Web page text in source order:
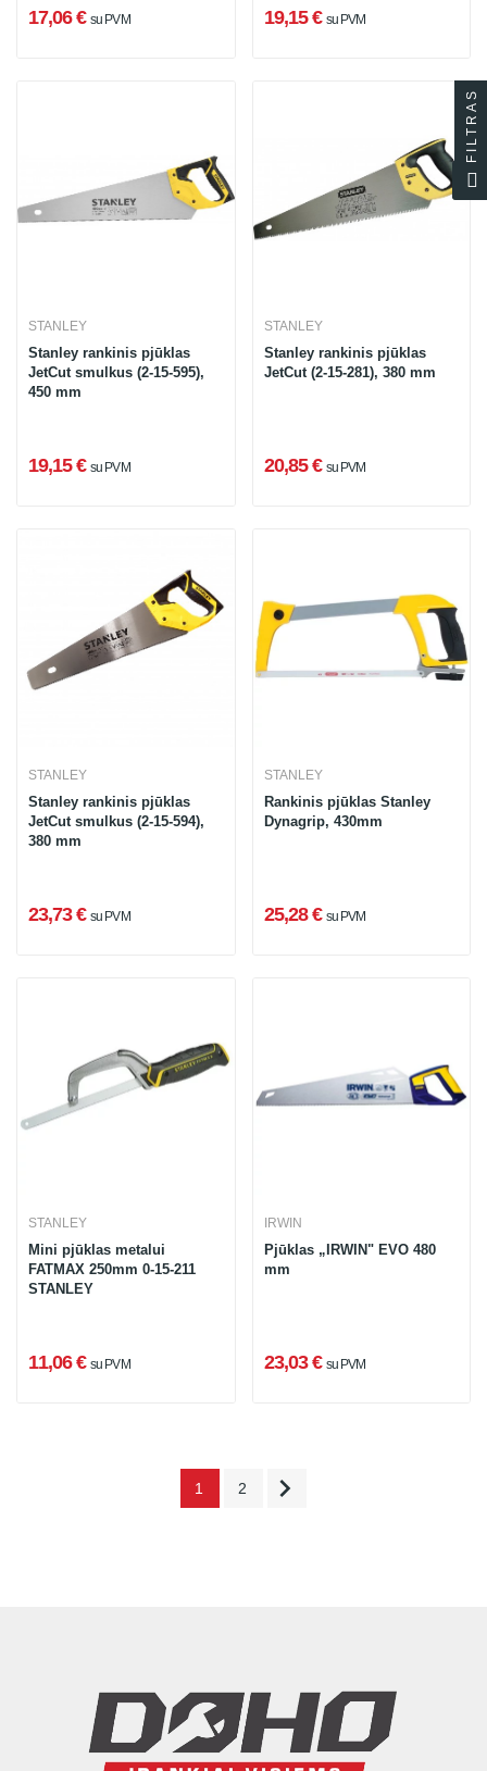
17,06 € su PVM 19,15 € su PVM
STANLEY
Stanley rankinis pjūklas
JetCut smulkus (2-15-595),
450 mm
19,15 € su PVM
STANLEY
Stanley rankinis pjūklas
JetCut (2-15-281), 380 mm
20,85 € su PVM
STANLEY
Stanley rankinis pjūklas
JetCut smulkus (2-15-594),
380 mm
23,73 € su PVM
STANLEY
Rankinis pjūklas Stanley
Dynagrip, 430mm
25,28 € su PVM
STANLEY
Mini pjūklas metalui
FATMAX 250mm 0-15-211
STANLEY
11,06 € su PVM
IRWIN
Pjūklas „IRWIN" EVO 480
mm
23,03 € su PVM
1 2 
FILTRAS